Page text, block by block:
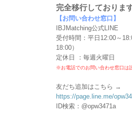
完全移行しております
【お問い合わせ窓口】
IBJMatching公式LINE
受付時間：平日12:00～
18:00）
定休日 ：毎週火曜日
※お電話でのお問い合わせ窓口は
友だち追加はこちら →
https://page.line.me/
ID検索：@opw3471a